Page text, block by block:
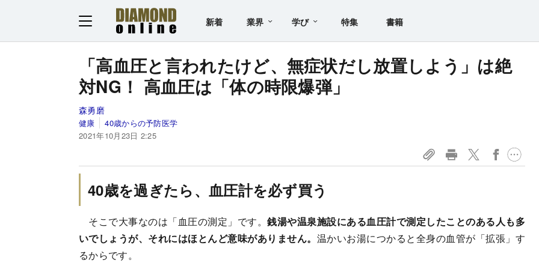
新着 業界 学び 特集 書籍
「高血圧と言われたけど、無症状だし放置しよう」は絶
対NG！ 高血圧は「体の時限爆弾」
森勇磨
健康
40歳からの予防医学
2021年10月23日 2:25
40歳を過ぎたら、血圧計を必ず買う
そこで大事なのは「血圧の測定」です。銭湯や温泉施設にある血圧計で測定したことのある人も多
いでしょうが、それにはほとんど意味がありません。 温かいお湯につかると全身の血管が「拡張」す
るからです。